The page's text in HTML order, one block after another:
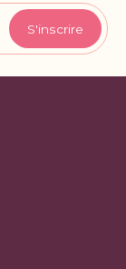
S'inscrire